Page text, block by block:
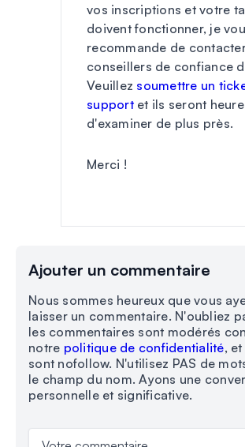
vos inscriptions et votre
doivent fonctionner, je
recommande de
conseillers de confiance
Veuillez soumettre un
supportet ils seront
d'examiner de plus près.
Merci !
Ajouter un commentaire
Nous sommes heureux que vous
laisser un commentaire. N'oubliez
les commentaires sont modérés
notre politique de confidentialité,
sont nofollow. N'utilisez PAS de
le champ du nom. Ayons une
personnelle et significative.
Votre commentaire